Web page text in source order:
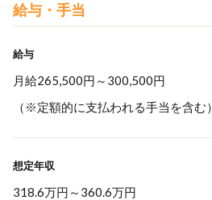
給与・手当
給与
月給265,500円～300,500円
（※定額的に支払われる手当を含む）
想定年収
318.6万円 ～ 360.6万円